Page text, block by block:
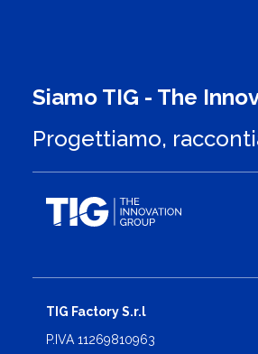
Siamo TIG - The
Progettiamo,
TIG Factory S.r.l
P.IVA 11269810963